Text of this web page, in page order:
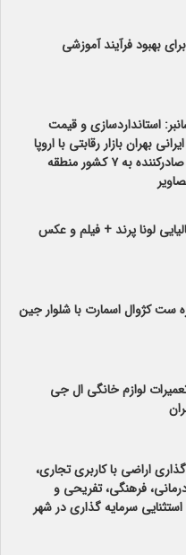
بهبود فرآیند آموزشی
استانداردسازی و قیمت
بهران بازار رقابتی با اروپا
ایجاد کرده است / صادرکننده به ۷ کشور منطقه
لونا پرند + فیلم و عکس
ست کژوال اسمارت با شلوار جین
لوازم خانگی ال جی
اراضی با کاربری تجاری،
فرهنگی، تفریحی و
سرمایه گذاری در شهر